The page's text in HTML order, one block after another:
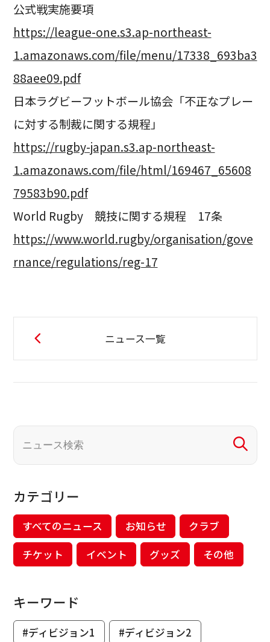
公式戦実施要項
https://league-one.s3.ap-northeast-
1.amazonaws.com/file/menu/17338_693ba3
88aee09.pdf
日本ラグビーフットボール協会「不正なプレー
に対する制裁に関する規程」
https://rugby-japan.s3.ap-northeast-
1.amazonaws.com/file/html/169467_65608
79583b90.pdf
World Rugby 競技に関する規程 17条
https://www.world.rugby/organisation/gove
rnance/regulations/reg-17
ニュース一覧
カテゴリー
すべてのニュース お知らせ
クラブ
チケット
イベント グッズ その他
キーワード
#ディビジョン1 #ディビジョン2